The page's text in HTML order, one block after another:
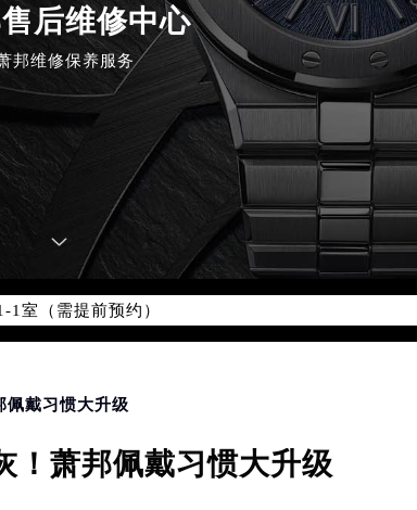
后维修中心
邦维修保养服务
香港、澳门、台湾全部区域（非大陆需加拨“+86”）
1102室（北京总部）（需提前预约）
提前预约）
（需提前预约）
前预约）
需提前预约）
室（需提前预约）
室（需提前预约）
需提前预约）
象城）17层1706室（需提前预约）
佩戴习惯大升级
！萧邦佩戴习惯大升级